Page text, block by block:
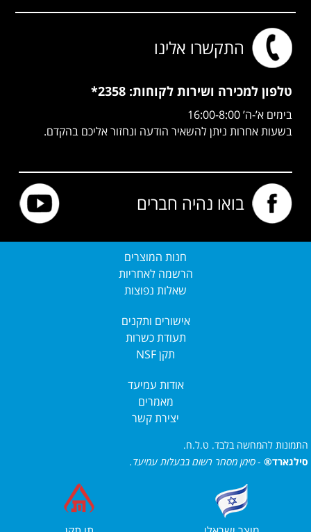
התקשרו אלינו
טלפון למכירה ושירות לקוחות: 2358*
בימים א’-ה’ 16:00-8:00
בשעות אחרות ניתן להשאיר הודעה ונחזור אליכם בהקדם.
בואו נהיה חברים
חנות המוצרים
הרשמה לאחריות
שאלות נפוצות
אישורים ותקנים
תעודת כשרות
תקן NSF
אודות עמיעד
מאמרים
יצירת קשר
התמונות להמחשה בלבד. ט.ל.ח.
סילגארד® -סימן מסחר רשום בבעלות עמיעד.